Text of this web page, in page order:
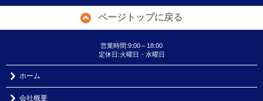
ページトップに戻る
営業時間:9:00～18:00
定休日:火曜日・水曜日
ホーム
会社概要